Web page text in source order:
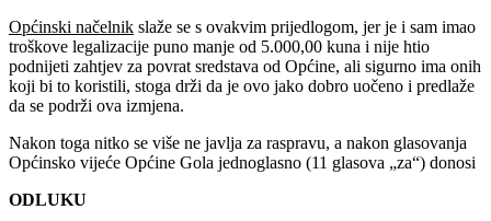
Općinski načelnik slaže se s ovakvim prijedlogom, jer je i sam imao
troškove legalizacije puno manje od 5.000,00 kuna i nije htio
podnijeti zahtjev za povrat sredstava od Općine, ali sigurno ima onih
koji bi to koristili, stoga drži da je ovo jako dobro uočeno i predlaže
da se podrži ova izmjena.
Nakon toga nitko se više ne javlja za raspravu, a nakon glasovanja
Općinsko vijeće Općine Gola jednoglasno (11 glasova „za“) donosi
ODLUKU